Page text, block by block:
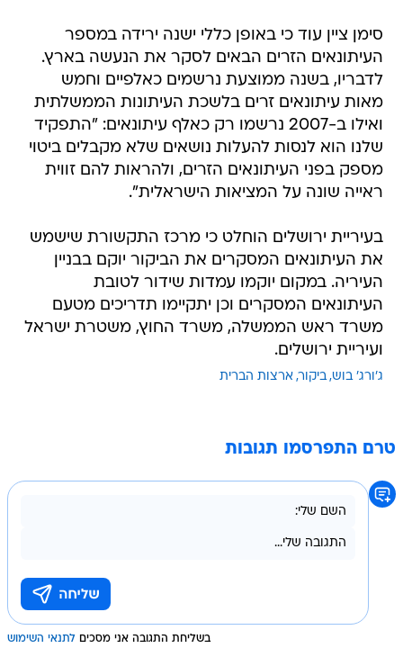
סימן ציין עוד כי באופן כללי ישנה ירידה במספר
העיתונאים הזרים הבאים לסקר את הנעשה בארץ.
לדבריו, בשנה ממוצעת נרשמים כאלפיים וחמש
מאות עיתונאים זרים בלשכת העיתונות הממשלתית
ואילו ב-2007 נרשמו רק כאלף עיתונאים: "התפקיד
שלנו הוא לנסות להעלות נושאים שלא מקבלים ביטוי
מספק בפני העיתונאים הזרים, ולהראות להם זווית
ראייה שונה על המציאות הישראלית".
בעיריית ירושלים הוחלט כי מרכז התקשורת שישמש
את העיתונאים המסקרים את הביקור יוקם בבניין
העיריה. במקום יוקמו עמדות שידור לטובת
העיתונאים המסקרים וכן יתקיימו תדריכים מטעם
משרד ראש הממשלה, משרד החוץ, משטרת ישראל
ועיריית ירושלים.
ג'ורג' בוש ביקור ארצות הברית
טרם התפרסמו תגובות
בשליחת התגובה אני מסכים לתנאי השימוש